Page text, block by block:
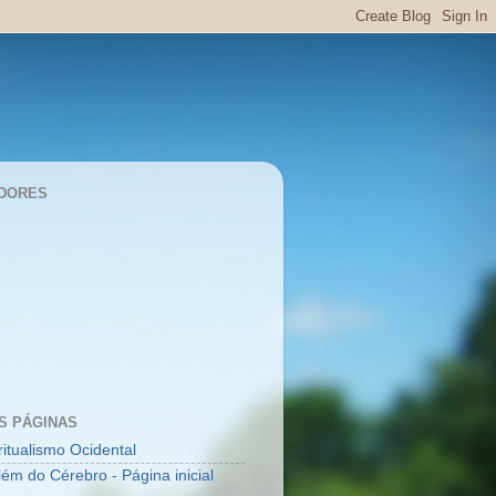
PÁGINAS
Ocidental
do Cérebro - Página inicial